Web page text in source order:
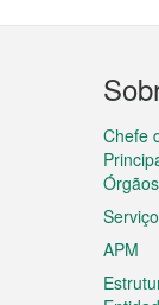
do
Chefe
APM